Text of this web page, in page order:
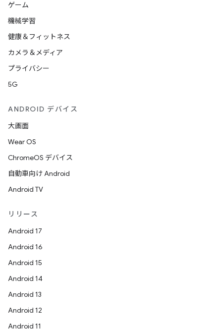
ゲーム
機械学習
健康＆フィットネス
カメラ＆メディア
プライバシー
5G
ANDROID デバイス
大画面
Wear OS
ChromeOS デバイス
自動車向け Android
Android TV
リリース
Android 17
Android 16
Android 15
Android 14
Android 13
Android 12
Android 11